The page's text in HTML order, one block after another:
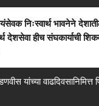
निःस्वार्थ भावनेने
देशसेवा हीच संघकार्याची
यांच्या